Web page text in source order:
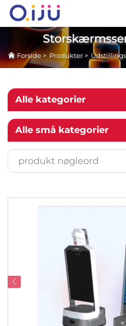
Forside
Om os
Produkter
Anvendelse
Servicesupport
Kontakt os
Forside>Produkter >
Alle kategorier
Alle små kategorier